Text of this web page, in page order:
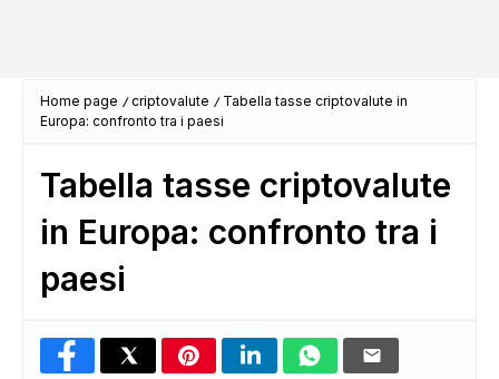
Home page criptovalute
Tabella tasse criptovalute in
Europa: confronto tra i paesi
Tabella tasse criptovalute
in Europa: confronto tra i
paesi